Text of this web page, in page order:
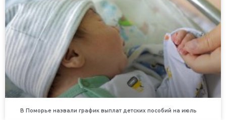
В Поморье назвали график выплат детских пособий на июль